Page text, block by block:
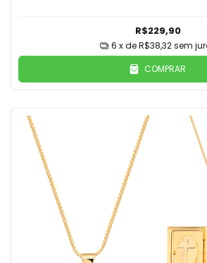
R$229,90
6 x deR$38,32 sem
COMPRAR